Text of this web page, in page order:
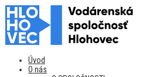
Úvod
O nás